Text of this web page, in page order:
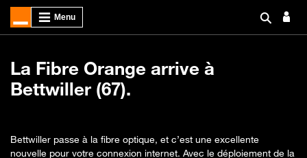
La Fibre Orange arrive à
Bettwiller (67).
Bettwiller passe à la fibre optique, et c’est une excellente
nouvelle pour votre connexion internet. Avec le déploiement de la